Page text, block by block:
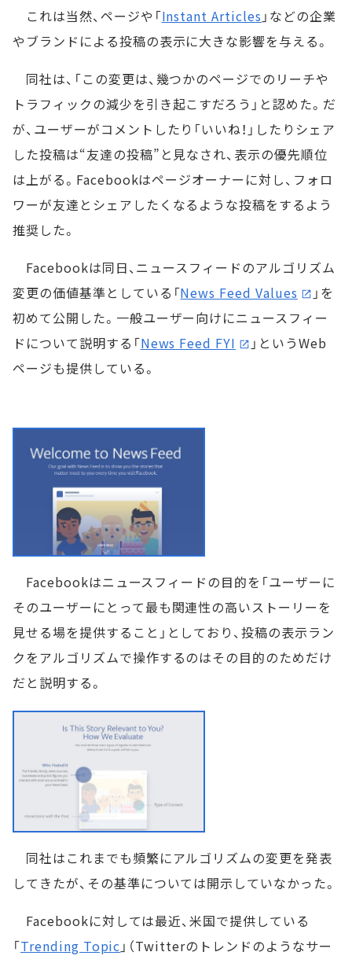
これは当然、ページや「Instant Articles 」などの企業
やブランドによる投稿の表示に大きな影響を与える。
同社は、「この変更は、幾つかのページでのリーチや
トラフィックの減少を引き起こすだろう」と認めた。だ
が、ユーザーがコメントしたり「いいね！」したりシェア
した投稿は“友達の投稿”と見なされ、表示の優先順位
は上がる。Facebookはページオーナーに対し、フォロ
ワーが友達とシェアしたくなるような投稿をするよう
推奨した。
Facebookは同日、ニュースフィードのアルゴリズム
変更の価値基準としている「News Feed Values
」を
初めて公開した。一般ユーザー向けにニュースフィー
ドについて説明する「News Feed FYI
」というWeb
ページも提供している。
Facebookはニュースフィードの目的を「ユーザーに
そのユーザーにとって最も関連性の高いストーリーを
見せる場を提供すること」としており、投稿の表示ラン
クをアルゴリズムで操作するのはその目的のためだけ
だと説明する。
同社はこれまでも頻繁にアルゴリズムの変更を発表
してきたが、その基準については開示していなかった。
Facebookに対しては最近、米国で提供している
「Trending Topic 」（Twitterのトレンドのようなサー